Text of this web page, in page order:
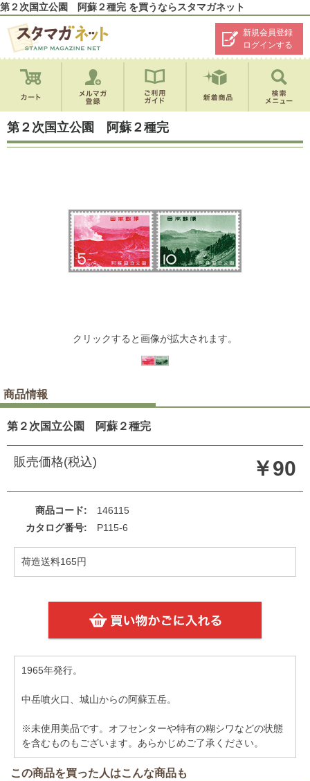
第２次国立公園 阿蘇２種完 を買うならスタマガネット
新規会員登録
ログインする
第２次国立公園 阿蘇２種完
クリックすると画像が拡大されます。
商品情報
第２次国立公園 阿蘇２種完
販売価格(税込) ￥90
商品コード
146115
カタログ番号
P115-6
荷造送料165円
1965年発行。
中岳噴火口、城山からの阿蘇五岳。
※未使用美品です。オフセンターや特有の糊シワなどの状態
を含むものもございます。あらかじめご了承ください。
この商品を買った人はこんな商品も